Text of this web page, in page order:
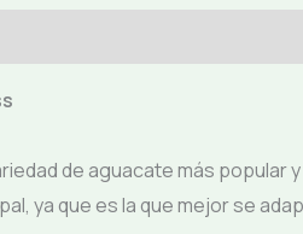
de aguacate más popular
ya que es la que mejor se